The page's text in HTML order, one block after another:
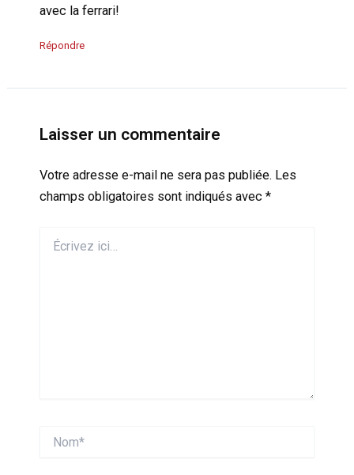
avec la ferrari!
Répondre
Laisser un commentaire
Votre adresse e-mail ne sera pas publiée. Les
champs obligatoires sont indiqués avec *
ici…